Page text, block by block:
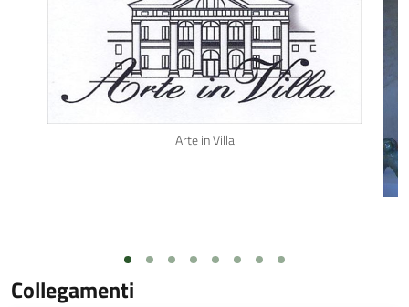
Arte in Villa
Collegamenti